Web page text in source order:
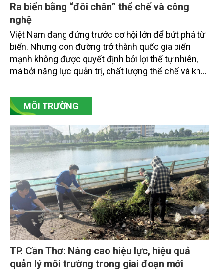
Ra biển bằng “đôi chân” thể chế và công
nghệ
Việt Nam đang đứng trước cơ hội lớn để bứt phá từ
biển. Nhưng con đường trở thành quốc gia biển
mạnh không được quyết định bởi lợi thế tự nhiên,
mà bởi năng lực quản trị, chất lượng thể chế và khả
nguyên kinh tế biển xanh.
MÔI TRƯỜNG
TP. Cần Thơ: Nâng cao hiệu lực, hiệu quả
quản lý môi trường trong giai đoạn mới